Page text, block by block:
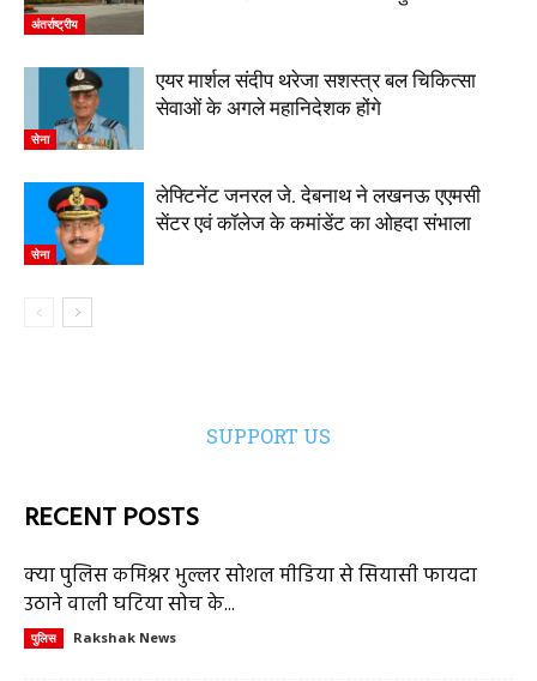
अंतर्राष्ट्रीय
सेना
एयर मार्शल संदीप थरेजा सशस्त्र बल चिकित्सा
सेवाओं के अगले महानिदेशक होंगे
सेना
लेफ्टिनेंट जनरल जे. देबनाथ ने लखनऊ एएमसी
सेंटर एवं कॉलेज के कमांडेंट का ओहदा संभाला
SUPPORT US
RECENT POSTS
क्या पुलिस कमिश्नर भुल्लर सोशल मीडिया से सियासी फायदा
उठाने वाली घटिया सोच के...
पुलिस Rakshak News